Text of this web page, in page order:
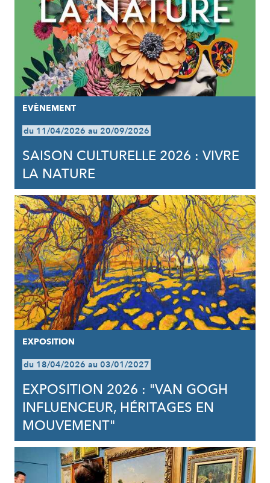
EVÈNEMENT
du 11/04/2026 au 20/09/2026
SAISON CULTURELLE 2026 : VIVRE
LA NATURE
EXPOSITION
du 18/04/2026 au 03/01/2027
EXPOSITION 2026 : "VAN GOGH
INFLUENCEUR, HÉRITAGES EN
MOUVEMENT"